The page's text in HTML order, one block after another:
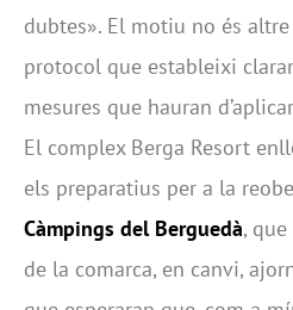
dubtes». El motiu no és altre
protocol que estableixi
mesures que hauran
El complex Berga Resort
els preparatius per a la
Càmpings del Berguedà,
de la comarca, en canvi,